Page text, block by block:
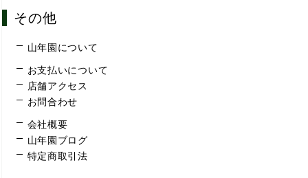
その他
山年園について
お支払いについて
店舗アクセス
お問合わせ
会社概要
山年園ブログ
特定商取引法